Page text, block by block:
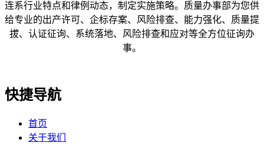
连系行业特点和律例动态，制定实施策略。质量办事部为您供
给专业的出产许可、企标存案、风险排查、能力强化、质量提
拔、认证征询、系统落地、风险排查和应对等全方位征询办
事。
快捷导航
首页
关于我们